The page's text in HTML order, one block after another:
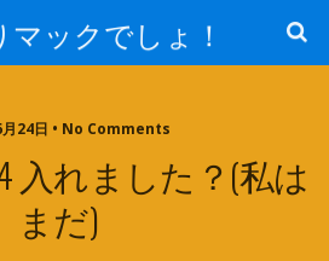
ックでしょ！
月24日 • No Comments
入れました？(私は
まだ)